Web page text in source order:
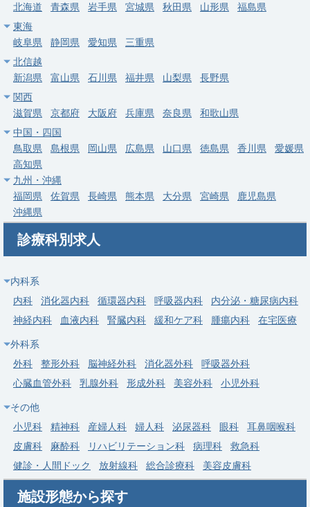
【埼玉県伊奈町】消化器内科｜上尾中央医科グループ・181床の
地域密着型総合病院
求人病院名
医療法人社団愛友会 伊奈病院
募集科目
給与 年収 1,000万円 ～ 1,800万円
常勤
【埼玉県越谷市】消化器内科｜当直なし・オンコールなし可・内
視鏡室複数ベッド・新病棟
求人病院名
募集科目
勤務地 埼玉県 越谷市
【埼玉県三郷市】消化器内科｜内視鏡指導連携施設・年間休日
120日以上・つくばエクスプレス三郷中央駅
求人病院名
医療法人社団愛友会 三郷中央総合病院
募集科目 消化器内科
勤務地
給与 年収 1,000万円 ～ 1,800万円
北海道
青森県 岩手県 宮城県 秋田県 山形県
福島県
東海
岐阜県
静岡県 愛知県
三重県
北信越
新潟県
富山県 石川県 福井県 山梨県
長野県
関西
滋賀県
京都府 大阪府 兵庫県 奈良県
和歌山県
中国・四国
鳥取県
島根県 岡山県 広島県 山口県 徳島県 香川県
愛媛県
高知県
九州・沖縄
福岡県
佐賀県 長崎県 熊本県 大分県 宮崎県
鹿児島県
沖縄県
診療科別求人
内科系
内科
消化器内科 循環器内科 呼吸器内科
内分泌・糖尿病内科
神経内科
血液内科 腎臓内科 緩和ケア科 腫瘍内科 在宅医療
外科系
外科
整形外科 脳神経外科 消化器外科
呼吸器外科
心臓血管外科
乳腺外科 形成外科 美容外科 小児外科
その他
小児科
精神科 産婦人科 婦人科 泌尿器科 眼科
耳鼻咽喉科
皮膚科
麻酔科 リハビリテーション科 病理科
救急科
健診・人間ドック
放射線科 総合診療科 美容皮膚科
施設形態から探す